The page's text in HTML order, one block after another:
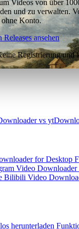
Videos von über
und zu verwalten.
Konto.
Releases ansehen
Registrierung und
vs
for Desktop
Video Downloader
Bilibili Video
herunterladen